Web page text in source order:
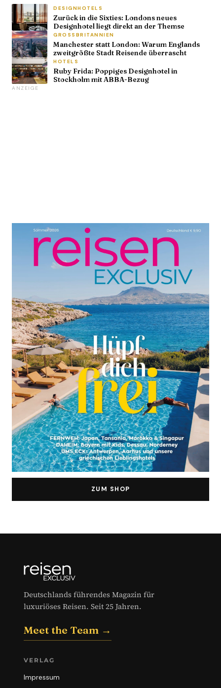
ZUM SHOP
DESIGNHOTELS
Zurück in die Sixties: Londons neues
Designhotel liegt direkt an der Themse
GROSSBRITANNIEN
Manchester statt London: Warum Englands
zweitgrößte Stadt Reisende überrascht
HOTELS
Ruby Frida: Poppiges Designhotel in
Stockholm mit ABBA-Bezug
ANZEIGE
Deutschlands führendes Magazin für
luxuriöses Reisen. Seit 25 Jahren.
Meet the Team →
VERLAG
Impressum